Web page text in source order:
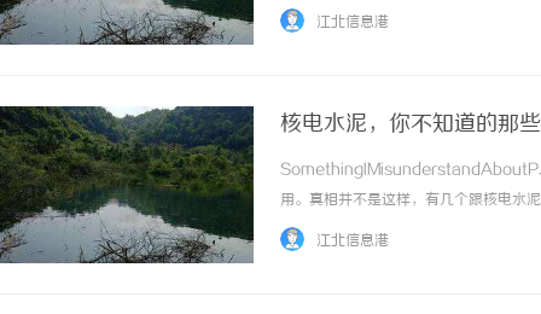
存在信息不对称和耗时耗力的问题，而
江北信息港
核电水泥，你不知道的那
SomethingIMisunderstandAboutP.N
用。真相并不是这样，有几个跟核电水
装修用核电水泥能防辐射」一句话科
江北信息港